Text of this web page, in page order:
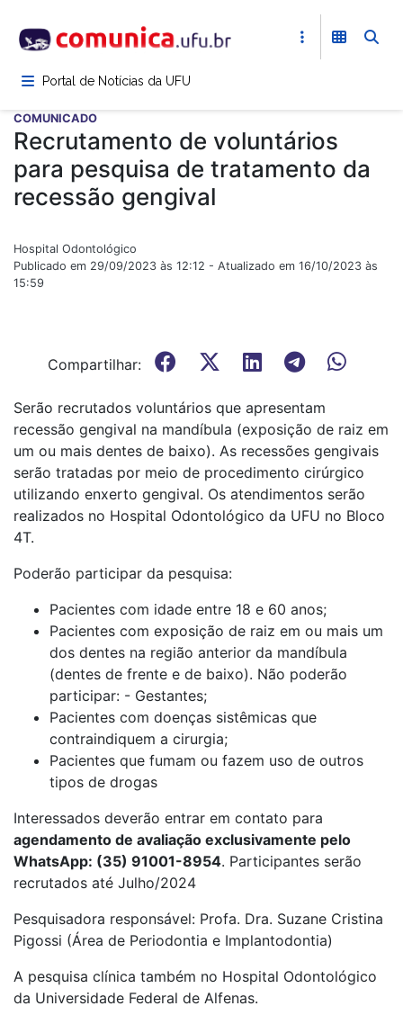
para
conteúdoPortal de Notícias da UFU
COMUNICADO
Recrutamento de voluntários
para pesquisa de tratamento da
recessão gengival
Hospital Odontológico
Publicado em 29/09/2023 às 12:12 - Atualizado em 16/10/2023 às
15:59
Compartilhar:
Serão recrutados voluntários que apresentam
recessão gengival na mandíbula (exposição de raiz em
um ou mais dentes de baixo). As recessões gengivais
serão tratadas por meio de procedimento cirúrgico
utilizando enxerto gengival. Os atendimentos serão
realizados no Hospital Odontológico da UFU no Bloco
4T.
Poderão participar da pesquisa:
Pacientes com idade entre 18 e 60 anos;
Pacientes com exposição de raiz em ou mais um
dos dentes na região anterior da mandíbula
(dentes de frente e de baixo). Não poderão
participar: - Gestantes;
Pacientes com doenças sistêmicas que
contraindiquem a cirurgia;
Pacientes que fumam ou fazem uso de outros
tipos de drogas
Interessados deverão entrar em contato para
agendamento de avaliação exclusivamente pelo
WhatsApp: (35) 91001-8954. Participantes serão
recrutados até Julho/2024
Pesquisadora responsável: Profa. Dra. Suzane Cristina
Pigossi (Área de Periodontia e Implantodontia)
A pesquisa clínica também no Hospital Odontológico
da Universidade Federal de Alfenas.